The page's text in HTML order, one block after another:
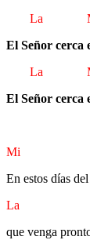
La
El Señor cerca
La
El Señor cerca
Mi
En estos días
La
que venga